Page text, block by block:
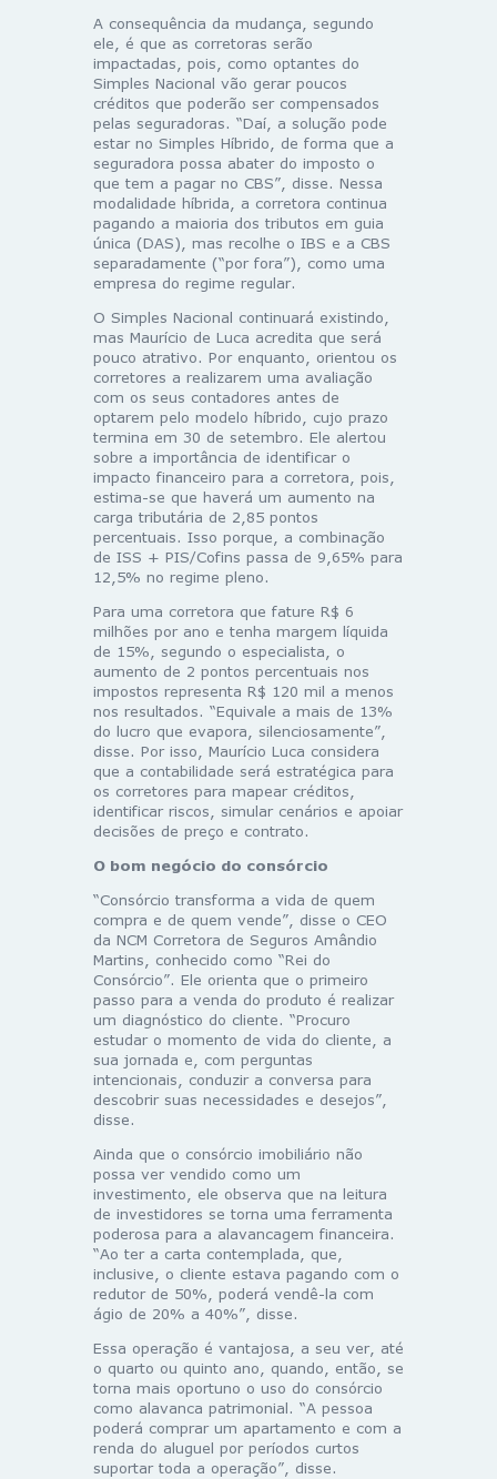
A consequência da mudança, segundo
ele, é que as corretoras serão
impactadas, pois, como optantes do
Simples Nacional vão gerar poucos
créditos que poderão ser compensados
pelas seguradoras. “Daí, a solução pode
estar no Simples Híbrido, de forma que a
seguradora possa abater do imposto o
que tem a pagar no CBS”, disse. Nessa
modalidade híbrida, a corretora continua
pagando a maioria dos tributos em guia
única (DAS), mas recolhe o IBS e a CBS
separadamente (“por fora”), como uma
empresa do regime regular.
O Simples Nacional continuará existindo,
mas Maurício de Luca acredita que será
pouco atrativo. Por enquanto, orientou os
corretores a realizarem uma avaliação
com os seus contadores antes de
optarem pelo modelo híbrido, cujo prazo
termina em 30 de setembro. Ele alertou
sobre a importância de identificar o
impacto financeiro para a corretora, pois,
estima-se que haverá um aumento na
carga tributária de 2,85 pontos
percentuais. Isso porque, a combinação
de ISS + PIS/Cofins passa de 9,65% para
12,5% no regime pleno.
Para uma corretora que fature R$ 6
milhões por ano e tenha margem líquida
de 15%, segundo o especialista, o
aumento de 2 pontos percentuais nos
impostos representa R$ 120 mil a menos
nos resultados. “Equivale a mais de 13%
do lucro que evapora, silenciosamente”,
disse. Por isso, Maurício Luca considera
que a contabilidade será estratégica para
os corretores para mapear créditos,
identificar riscos, simular cenários e apoiar
decisões de preço e contrato.
O bom negócio do consórcio
“Consórcio transforma a vida de quem
compra e de quem vende”, disse o CEO
da NCM Corretora de Seguros Amândio
Martins, conhecido como “Rei do
Consórcio”. Ele orienta que o primeiro
passo para a venda do produto é realizar
um diagnóstico do cliente. “Procuro
estudar o momento de vida do cliente, a
sua jornada e, com perguntas
intencionais, conduzir a conversa para
descobrir suas necessidades e desejos”,
disse.
Ainda que o consórcio imobiliário não
possa ver vendido como um
investimento, ele observa que na leitura
de investidores se torna uma ferramenta
poderosa para a alavancagem financeira.
“Ao ter a carta contemplada, que,
inclusive, o cliente estava pagando com o
redutor de 50%, poderá vendê-la com
ágio de 20% a 40%”, disse.
Essa operação é vantajosa, a seu ver, até
o quarto ou quinto ano, quando, então, se
torna mais oportuno o uso do consórcio
como alavanca patrimonial. “A pessoa
poderá comprar um apartamento e com a
renda do aluguel por períodos curtos
suportar toda a operação”, disse.